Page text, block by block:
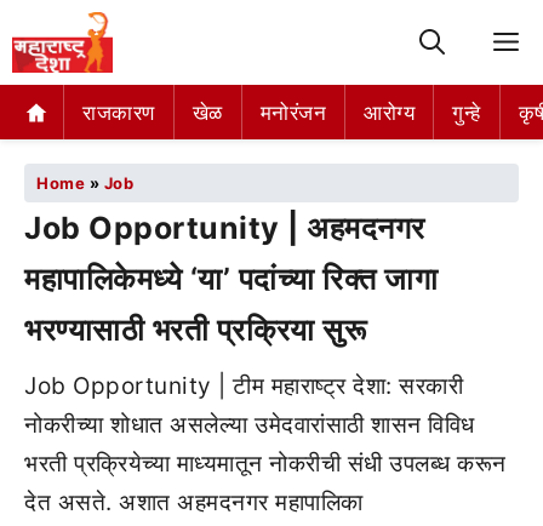
राजकारण खेळ मनोरंजन आरोग्य गुन्हे
Home » Job
Job Opportunity | अहमदनगर
महापालिकेमध्ये ‘या’ पदांच्या रिक्त जागा
भरण्यासाठी भरती प्रक्रिया सुरू
Job Opportunity | टीम महाराष्ट्र देशा: सरकारी
नोकरीच्या शोधात असलेल्या उमेदवारांसाठी शासन विविध
भरती प्रक्रियेच्या माध्यमातून नोकरीची संधी उपलब्ध करून
देत असते. अशात अहमदनगर महापालिका